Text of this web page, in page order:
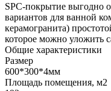
SPC-покрытие выгодно
вариантов для ванной
керамогранита)
которое можно уложить
Общие характеристики
Размер
600*300*4мм
Площадь помещения, м2